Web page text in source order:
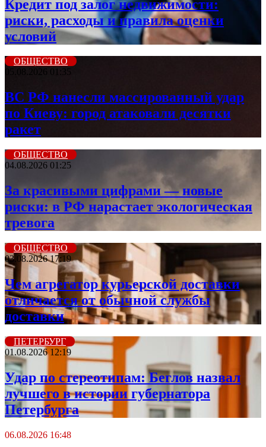
Кредит под залог недвижимости:
риски, расходы и правила оценки
условий
ОБЩЕСТВО
05.08.2026 01:35
ВС РФ нанесли массированный удар
по Киеву: город атаковали десятки
ракет
ОБЩЕСТВО
04.08.2026 01:25
За красивыми цифрами — новые
риски: в РФ нарастает экологическая
тревога
ОБЩЕСТВО
03.08.2026 17:19
Чем агрегатор курьерской доставки
отличается от обычной службы
доставки
ПЕТЕРБУРГ
01.08.2026 12:19
Удар по стереотипам: Беглов назвал
лучшего в истории губернатора
Петербурга
06.08.2026 16:48